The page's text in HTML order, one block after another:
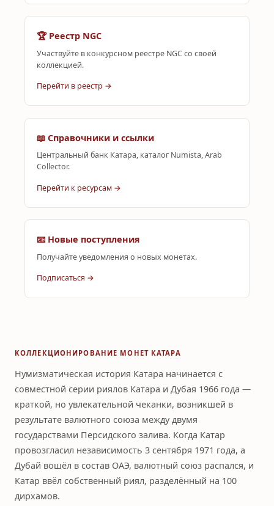
🏆 Реестр NGC
Участвуйте в конкурсном реестре NGC со своей
коллекцией.
Перейти в реестр →
📖 Справочники и ссылки
Центральный банк Катара, каталог Numista, Arab
Collector.
Перейти к ресурсам →
📧 Новые поступления
Получайте уведомления о новых монетах.
Подписаться →
КОЛЛЕКЦИОНИРОВАНИЕ МОНЕТ КАТАРА
Нумизматическая история Катара начинается с
совместной серии риялов Катара и Дубая 1966 года —
краткой, но увлекательной чеканки, возникшей в
результате валютного союза между двумя
государствами Персидского залива. Когда Катар
провозгласил независимость 3 сентября 1971 года, а
Дубай вошёл в состав ОАЭ, валютный союз распался, и
Катар ввёл собственный риял, разделённый на 100
дирхамов.